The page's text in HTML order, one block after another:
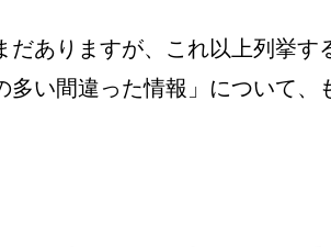
だありますが、これ以上列挙す
多い間違った情報」について、